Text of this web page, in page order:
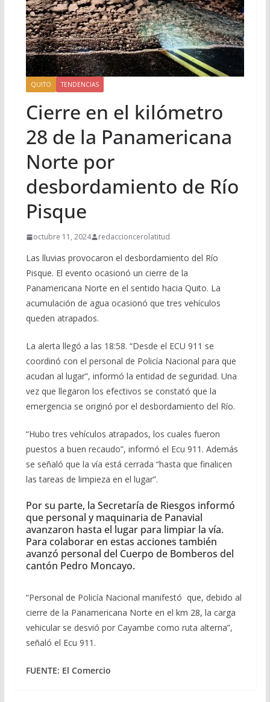
QUITO TENDENCIAS
Cierre en el kilómetro
28 de la Panamericana
Norte por
desbordamiento de Río
Pisque
octubre 11, 2024 redaccioncerolatitud
Las lluvias provocaron el desbordamiento del Río
Pisque. El evento ocasionó un cierre de la
Panamericana Norte en el sentido hacia Quito. La
acumulación de agua ocasionó que tres vehículos
queden atrapados.
La alerta llegó a las 18:58. “Desde el ECU 911 se
coordinó con el personal de Policía Nacional para que
acudan al lugar”, informó la entidad de seguridad. Una
vez que llegaron los efectivos se constató que la
emergencia se originó por el desbordamiento del Río.
“Hubo tres vehículos atrapados, los cuales fueron
puestos a buen recaudo”, informó el Ecu 911. Además
se señaló que la vía está cerrada “hasta que finalicen
las tareas de limpieza en el lugar”.
Por su parte, la Secretaría de Riesgos informó
que personal y maquinaria de Panavial
avanzaron hasta el lugar para limpiar la vía.
Para colaborar en estas acciones también
avanzó personal del Cuerpo de Bomberos del
cantón Pedro Moncayo.
“Personal de Policía Nacional manifestó que, debido al
cierre de la Panamericana Norte en el km 28, la carga
vehicular se desvió por Cayambe como ruta alterna”,
señaló el Ecu 911.
FUENTE: El Comercio